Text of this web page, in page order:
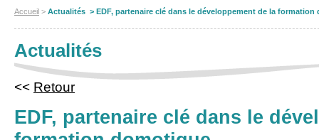
Accueil > Actualités > EDF, partenaire clé dans le développement de la formation
Actualités
<< Retour
EDF, partenaire clé dans le